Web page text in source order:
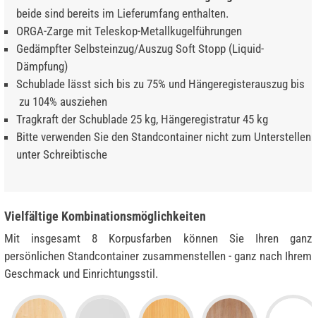
beide sind bereits im Lieferumfang enthalten.
ORGA-Zarge mit Teleskop-Metallkugelführungen
Gedämpfter Selbsteinzug/Auszug Soft Stopp (Liquid-
Dämpfung)
Schublade lässt sich bis zu 75% und Hängeregisterauszug bis
zu 104% ausziehen
Tragkraft der Schublade 25 kg, Hängeregistratur 45 kg
Bitte verwenden Sie den Standcontainer nicht zum Unterstellen
unter Schreibtische
Vielfältige Kombinationsmöglichkeiten
Mit insgesamt 8 Korpusfarben können Sie Ihren ganz
persönlichen Standcontainer zusammenstellen - ganz nach Ihrem
Geschmack und Einrichtungsstil.